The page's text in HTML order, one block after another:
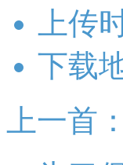
上传
下载
上一首：